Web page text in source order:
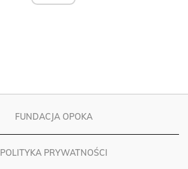
FUNDACJA OPOKA
POLITYKA PRYWATNOŚCI